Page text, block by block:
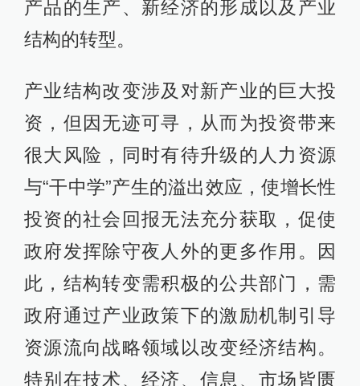
产品的生产、新经济的形成以及产业
结构的转型。
产业结构改变涉及对新产业的巨大投
资，但因无迹可寻，从而为投资带来
很大风险，同时有待升级的人力资源
与“干中学”产生的溢出效应，使增长性
投资的社会回报无法充分获取，促使
政府发挥除守夜人外的更多作用。因
此，结构转变需积极的公共部门，需
政府通过产业政策下的激励机制引导
资源流向战略领域以改变经济结构。
特别在技术、经济、信息、市场皆匮